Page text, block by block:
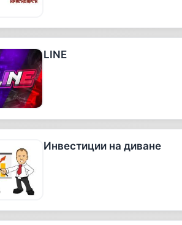
LINE
Инвестиции на диване